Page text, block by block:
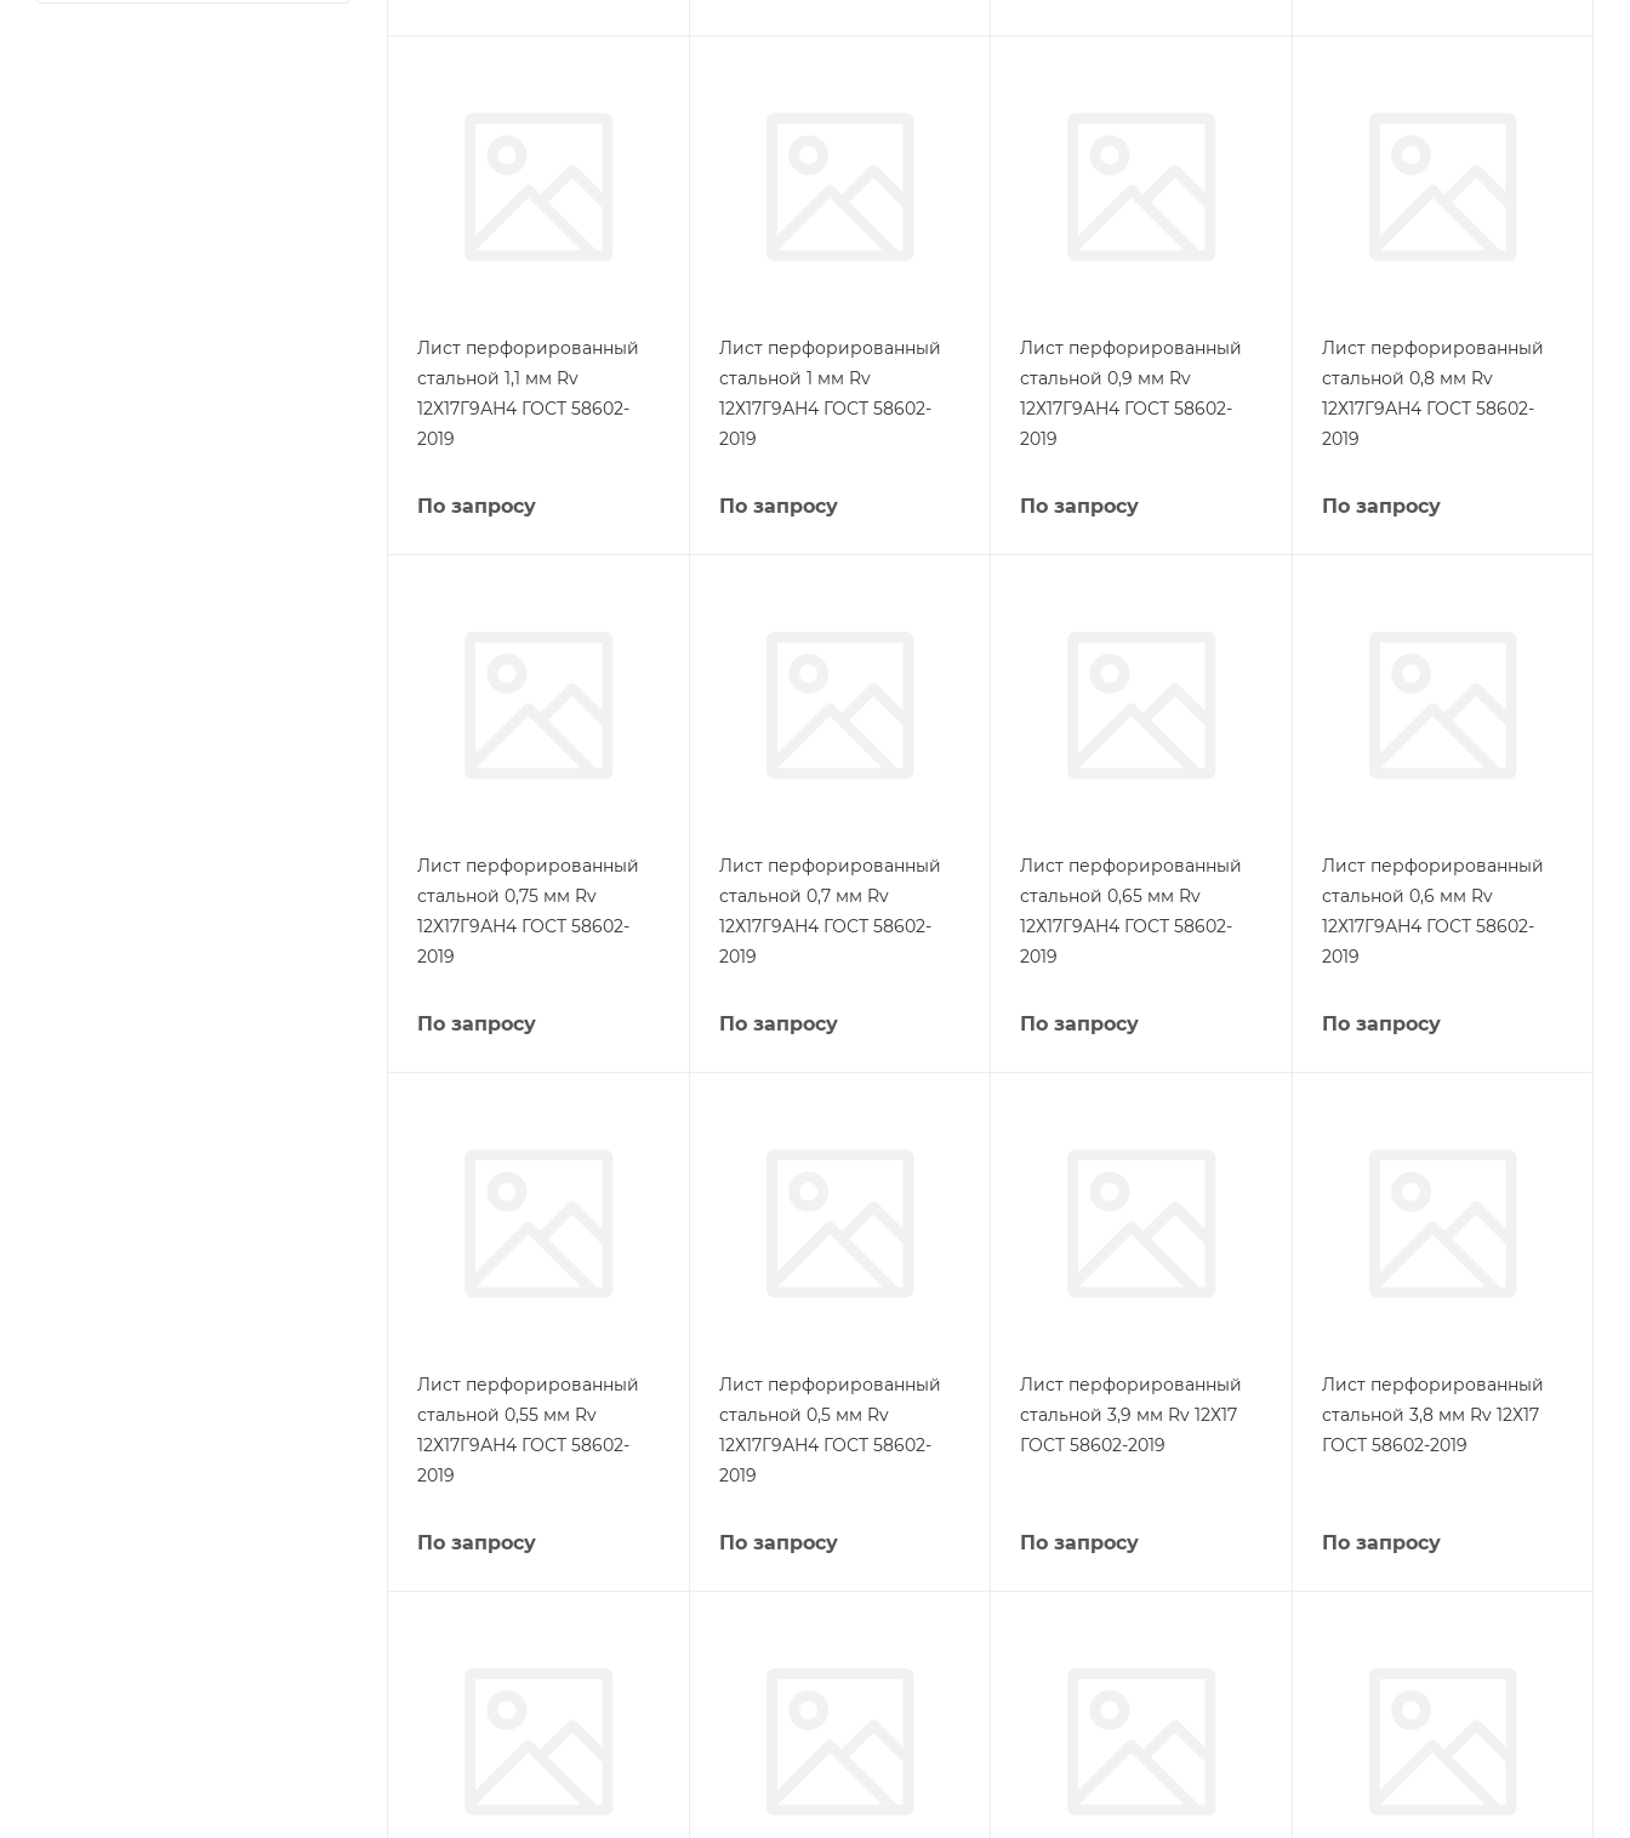
Лист перфорированный
стальной 1,1 мм Rv
12Х17Г9АН4 ГОСТ 58602-
2019
По запросу
Лист перфорированный
стальной 1 мм Rv
12Х17Г9АН4 ГОСТ 58602-
2019
По запросу
Лист перфорированный
стальной 0,9 мм Rv
12Х17Г9АН4 ГОСТ 58602-
2019
По запросу
Лист перфорированный
стальной 0,8 мм Rv
12Х17Г9АН4 ГОСТ 58602-
2019
По запросу
Лист перфорированный
стальной 0,75 мм Rv
12Х17Г9АН4 ГОСТ 58602-
2019
По запросу
Лист перфорированный
стальной 0,7 мм Rv
12Х17Г9АН4 ГОСТ 58602-
2019
По запросу
Лист перфорированный
стальной 0,65 мм Rv
12Х17Г9АН4 ГОСТ 58602-
2019
По запросу
Лист перфорированный
стальной 0,6 мм Rv
12Х17Г9АН4 ГОСТ 58602-
2019
По запросу
Лист перфорированный
стальной 0,55 мм Rv
12Х17Г9АН4 ГОСТ 58602-
2019
По запросу
Лист перфорированный
стальной 0,5 мм Rv
12Х17Г9АН4 ГОСТ 58602-
2019
По запросу
Лист перфорированный
стальной 3,9 мм Rv 12Х17
ГОСТ 58602-2019
По запросу
Лист перфорированный
стальной 3,8 мм Rv 12Х17
ГОСТ 58602-2019
По запросу